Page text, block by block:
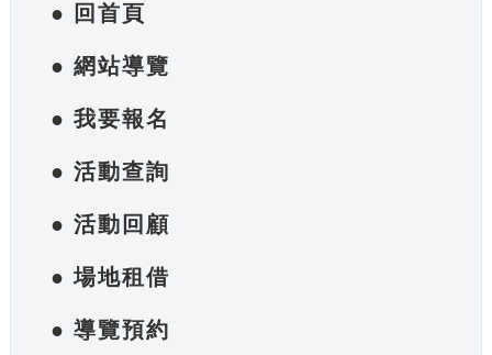
● 回首頁
● 網站導覽
● 我要報名
● 活動查詢
● 活動回顧
● 場地租借
● 導覽預約